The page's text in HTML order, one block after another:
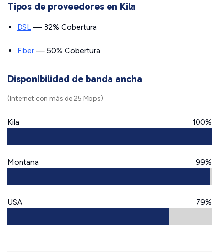
Tipos de proveedores en Kila
DSL — 32% Cobertura
Fiber — 50% Cobertura
Disponibilidad de banda ancha
(Internet con más de 25 Mbps)
Kila 100%
Montana 99%
USA 79%